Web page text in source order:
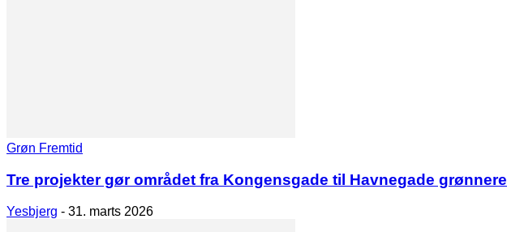
Grøn Fremtid
Tre projekter gør området fra Kongensgade til Havnegade grønnere
Yesbjerg - 31. marts 2026